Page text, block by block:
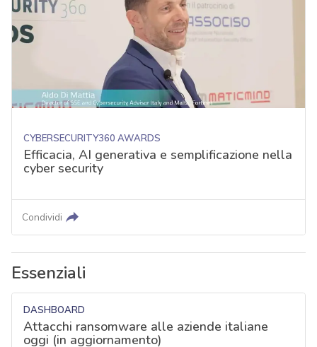
CYBERSECURITY360 AWARDS
Efficacia, AI generativa e semplificazione nella
cyber security
Condividi
Essenziali
DASHBOARD
Attacchi ransomware alle aziende italiane
oggi (in aggiornamento)